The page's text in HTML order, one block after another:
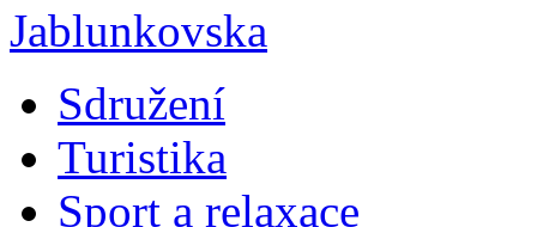
Sdružení
Turistika
Sport a relaxace